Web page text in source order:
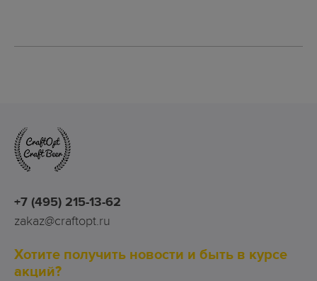
+7 (495) 215-13-62
zakaz@craftopt.ru
Хотите получить новости и быть в курсе
акций?